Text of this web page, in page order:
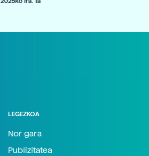
LEGEZKOA
Nor gara
Publizitatea